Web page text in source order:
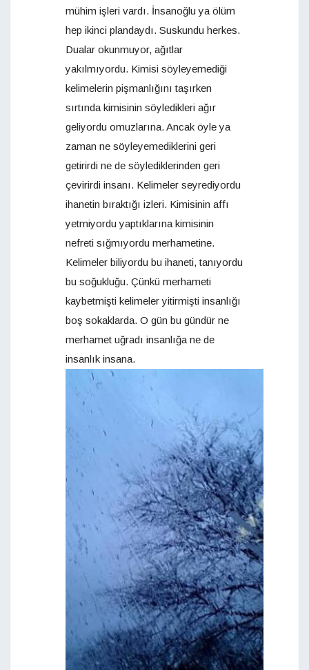
mühim işleri vardı. İnsanoğlu ya ölüm
hep ikinci plandaydı. Suskundu herkes.
Dualar okunmuyor, ağıtlar
yakılmıyordu. Kimisi söyleyemediği
kelimelerin pişmanlığını taşırken
sırtında kimisinin söyledikleri ağır
geliyordu omuzlarına. Ancak öyle ya
zaman ne söyleyemediklerini geri
getirirdi ne de söylediklerinden geri
çevirirdi insanı. Kelimeler seyrediyordu
ihanetin bıraktığı izleri. Kimisinin affı
yetmiyordu yaptıklarına kimisinin
nefreti sığmıyordu merhametine.
Kelimeler biliyordu bu ihaneti, tanıyordu
bu soğukluğu. Çünkü merhameti
kaybetmişti kelimeler yitirmişti insanlığı
boş sokaklarda. O gün bu gündür ne
merhamet uğradı insanlığa ne de
insanlık insana.